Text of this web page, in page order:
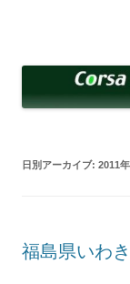
へ
ッ
日別アーカイブ: 2011
福島県いわ